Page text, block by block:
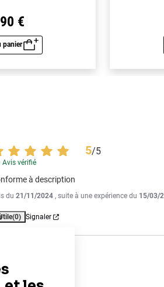
€
panier
Aperçu rapide
5/5
Avis vérifié
à description
du 21/11/2024 , suite à une expérience du 15/03/
(0) Signaler